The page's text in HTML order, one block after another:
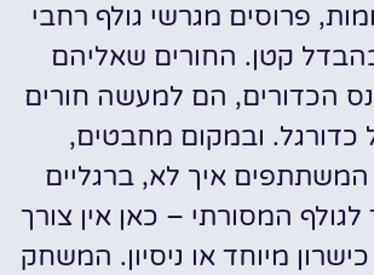
פרוסים מגרשי גולף רחבי
קטן. החורים שאליהם
הכדורים, הם למעשה חורים
כדורגל. ובמקום מחבטים,
איך לא, ברגליים
המסורתי – כאן אין צורך
מיוחד או ניסיון. המשחק